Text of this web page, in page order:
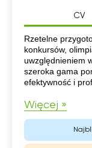
CV
CV
Rzetelne
konkursów,
uwzględnieniem
szeroka gama
efektywność i
Więcej »